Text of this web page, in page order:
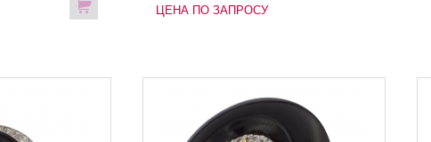
ЦЕНА ПО ЗАПРОСУ